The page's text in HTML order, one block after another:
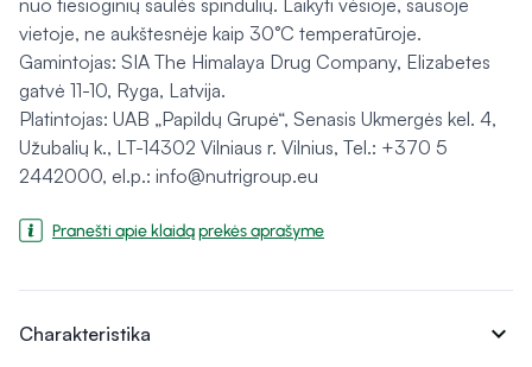
nuo tiesioginių saulės spindulių. Laikyti vėsioje, sausoje
vietoje, ne aukštesnėje kaip 30°C temperatūroje.
Gamintojas: SIA The Himalaya Drug Company, Elizabetes
gatvė 11-10, Ryga, Latvija.
Platintojas: UAB „Papildų Grupė“, Senasis Ukmergės kel. 4,
Užubalių k., LT-14302 Vilniaus r. Vilnius, Tel.: +370 5
2442000, el.p.: info@nutrigroup.eu
Pranešti apie klaidą prekės aprašyme
Charakteristika expand_more